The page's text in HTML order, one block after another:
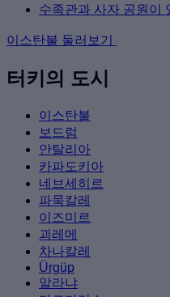
수족관과 사자 공원이
이스탄불 둘러보기
터키의 도시
이스탄불
보드럼
안탈리아
카파도키아
네브세히르
파묵칼레
이즈미르
괴레메
차나칼레
Ürgüp
알라냐